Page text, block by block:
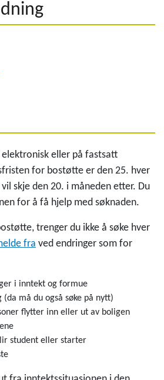
eller på fastsatt
for bostøtte er den 25. hver
skje den 20. i måneden etter. Du
for å få hjelp med søknaden.
trenger du ikke å søke hver
fra ved endringer som for
i inntekt og formue
må du også søke på nytt)
flytter inn eller ut av boligen
student eller starter